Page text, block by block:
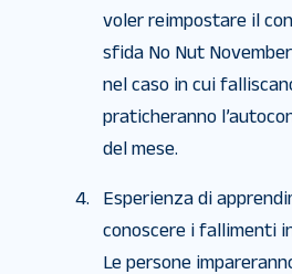
voler reimpostare il
sfida No Nut
nel caso in cui
praticheranno
del mese.
Esperienza di
conoscere i fallimenti
Le persone